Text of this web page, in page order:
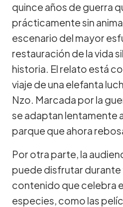
quince años de guerra
prácticamente sin
escenario del mayor
restauración de la vida
historia. El relato está
viaje de una elefanta
Nzo. Marcada por la
se adaptan lentamente
parque que ahora
Por otra parte, la
puede disfrutar durante
contenido que celebra
especies, como las